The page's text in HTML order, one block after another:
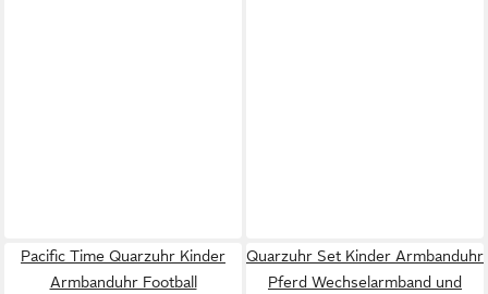
Pacific Time Quarzuhr Kinder
Armbanduhr Football
Quarzuhr Set Kinder Armbanduhr
Pferd Wechselarmband und